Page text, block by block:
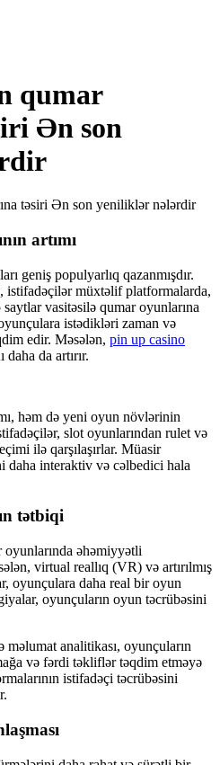
qumar
Ən son
təsiri Ən son yeniliklər nələrdir
artımı
geniş populyarlıq qazanmışdır.
istifadəçilər müxtəlif platformalarda,
vasitəsilə qumar oyunlarına
istədikləri zaman və
edir. Məsələn, pin up casino
daha da artırır.
həm də yeni oyun növlərinin
slot oyunlarından rulet və
ilə qarşılaşırlar. Müasir
daha interaktiv və cəlbedici hala
tətbiqi
əhəmiyyətli
virtual reallıq (VR) və artırılmış
oyunçulara daha real bir oyun
oyunçuların oyun təcrübəsini
analitikası, oyunçuların
və fərdi təkliflər təqdim etməyə
istifadəçi təcrübəsini